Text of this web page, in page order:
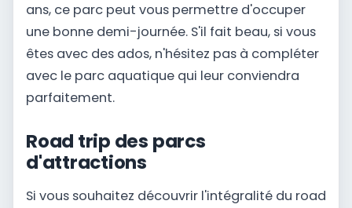
ans, ce parc peut vous permettre d'occuper
une bonne demi-journée. S'il fait beau, si vous
êtes avec des ados, n'hésitez pas à compléter
avec le parc aquatique qui leur conviendra
parfaitement.
Road trip des parcs
d'attractions
Si vous souhaitez découvrir l'intégralité du road